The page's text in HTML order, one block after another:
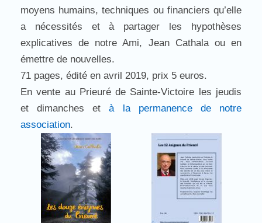
moyens humains, techniques ou financiers qu’elle
a nécessités et à partager les hypothèses
explicatives de notre Ami, Jean Cathala ou en
émettre de nouvelles.
71 pages, édité en avril 2019, prix 5 euros.
En vente au Prieuré de Sainte-Victoire les jeudis
et dimanches età la permanence de notre
association.